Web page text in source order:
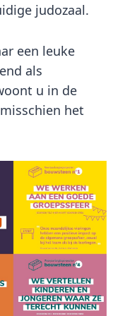
judozaal.
een leuke
als
u in de
het